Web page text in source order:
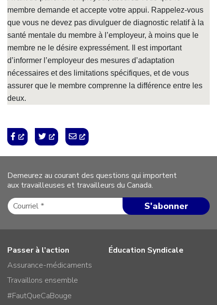
membre demande et accepte votre appui. Rappelez-vous
que vous ne devez pas divulguer de diagnostic relatif à la
santé mentale du membre à l’employeur, à moins que le
membre ne le désire expressément. Il est important
d’informer l’employeur des mesures d’adaptation
nécessaires et des limitations spécifiques, et de vous
assurer que le membre comprenne la différence entre les
deux.
Demeurez au courant des questions qui importent
aux travailleuses et travailleurs du Canada.
Passer à l’action
Assurance-médicaments
Travaillons ensemble
#FautQueCaBouge
Éducation Syndicale